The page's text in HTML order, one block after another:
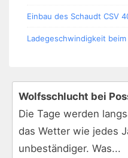
Einbau des Schaudt CSV
Ladegeschwindigkeit
Wolfsschlucht bei
Die Tage werden
das Wetter wie jedes
unbeständiger. Was...